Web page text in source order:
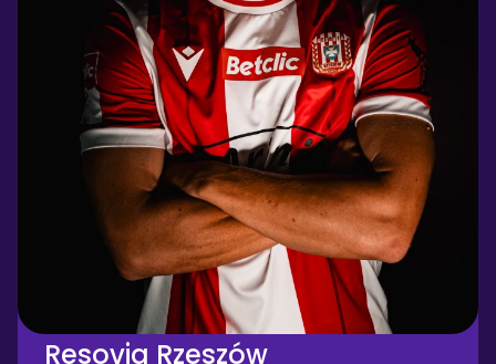
Resovia Rzeszów